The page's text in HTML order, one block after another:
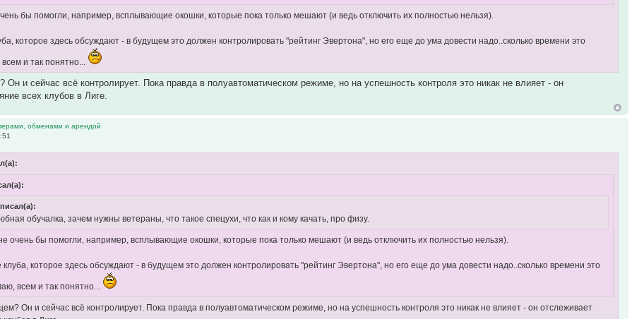
бы помогли, например, всплывающие окошки, которые пока только мешают (и ведь отключить их полностью нельзя).
которое здесь обсуждают - в будущем это должен контролировать "рейтинг Эвертона", но его еще до ума довести надо..сколько времени это
и так понятно...
и сейчас всё контролирует. Пока правда в полуавтоматическом режиме, но на успешность контроля это никак не влияет - он
всех клубов в Лиге.
обменами и арендой
обучалка, зачем нужны ветераны, что такое спецухи, что как и кому качать, про физу.
очень бы помогли, например, всплывающие окошки, которые пока только мешают (и ведь отключить их полностью нельзя).
клуба, которое здесь обсуждают - в будущем это должен контролировать "рейтинг Эвертона", но его еще до ума довести надо..сколько времени это
всем и так понятно...
Он и сейчас всё контролирует. Пока правда в полуавтоматическом режиме, но на успешность контроля это никак не влияет - он отслеживает